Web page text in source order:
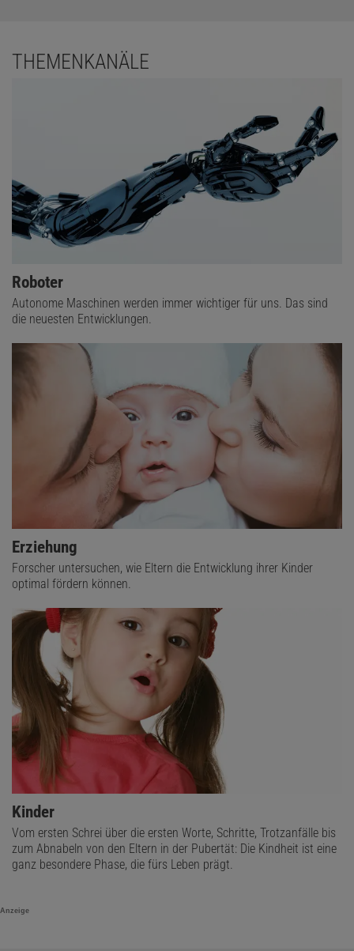
THEMENKANÄLE
Roboter
Autonome Maschinen werden immer wichtiger für uns. Das sind
die neuesten Entwicklungen.
Erziehung
Forscher untersuchen, wie Eltern die Entwicklung ihrer Kinder
optimal fördern können.
Kinder
Vom ersten Schrei über die ersten Worte, Schritte, Trotzanfälle bis
zum Abnabeln von den Eltern in der Pubertät: Die Kindheit ist eine
ganz besondere Phase, die fürs Leben prägt.
Anzeige